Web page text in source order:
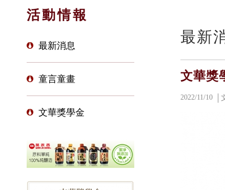
活動情報
最新消息
童言童畫
文華獎學金
最新
文華獎
2022/11/10